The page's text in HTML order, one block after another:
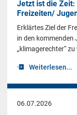
Jetzt ist die
Freizeiten/
Erklärtes Ziel der
in den kommenden
„klimagerechter“
Weiterlesen...
06.07.2026